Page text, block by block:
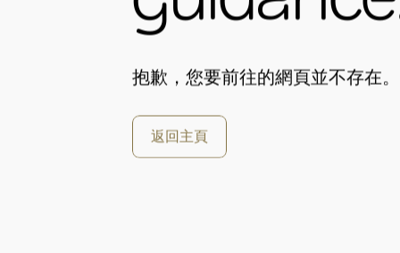
抱歉，您要前往的網頁並不存在。
返回主頁